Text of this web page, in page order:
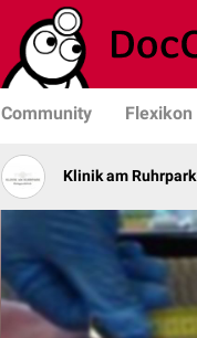
Community Flexikon
Klinik am Ruhrpark